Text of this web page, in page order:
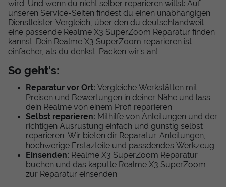
wird. Und wenn du nicht selber reparieren willst: Auf
unseren Service-Seiten findest du einen unabhängigen
Dienstleister-Vergleich, über den du deutschlandweit
eine passende Realme X3 SuperZoom Reparatur finden
kannst. Dein Realme X3 SuperZoom reparieren ist
einfacher, als du denkst. Packen wir's an!
So geht's:
Reparatur vor Ort:Vergleiche Werkstätten mit
Preisen und Bewertungen in deiner Nähe und lass
dein Realme von einem Profi reparieren.
Selbst reparieren: Mithilfe von Anleitungen und der
richtigen Ausrüstung einfach und günstig selbst
reparieren. Wir bieten dir Reparatur-Anleitungen,
hochwerige Erstazteile und passdendes Werkzeug.
Einsenden: Realme X3 SuperZoom Reparatur
buchen und das kaputte Realme X3 SuperZoom
zur Reparatur einsenden.